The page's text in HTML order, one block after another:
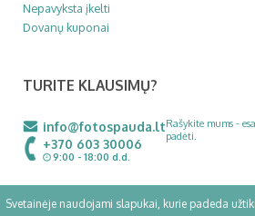
Svetainėje naudojami slapukai, kurie padeda
Nepavyksta įkelti
Dovanų kuponai
TURITE KLAUSIMŲ?
info@fotospauda.lt
+370 603 30006
9:00 - 18:00 d.d.
Rašykite mums -
padėti.